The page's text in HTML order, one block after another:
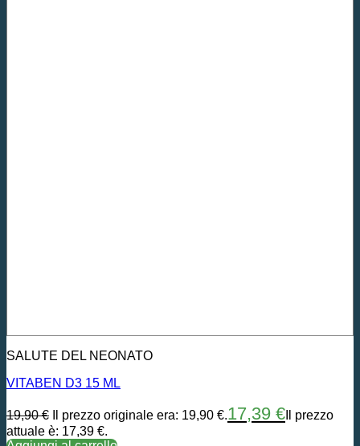
SALUTE DEL NEONATO
VITABEN D3 15 ML
19,90€ Il prezzo originale era: 19,90 €.17,39 € Il prezzo
attuale è: 17,39 €.